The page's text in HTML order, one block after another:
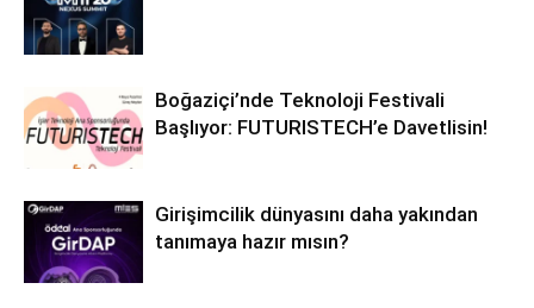
Boğaziçi’nde Teknoloji Festivali
Başlıyor: FUTURISTECH’e Davetlisin!
Girişimcilik dünyasını daha yakından
tanımaya hazır mısın?